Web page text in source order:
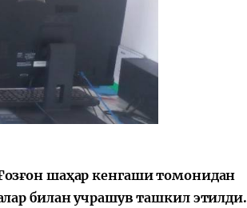
шаҳар кенгаши томонидан
билан учрашув ташкил этилди.